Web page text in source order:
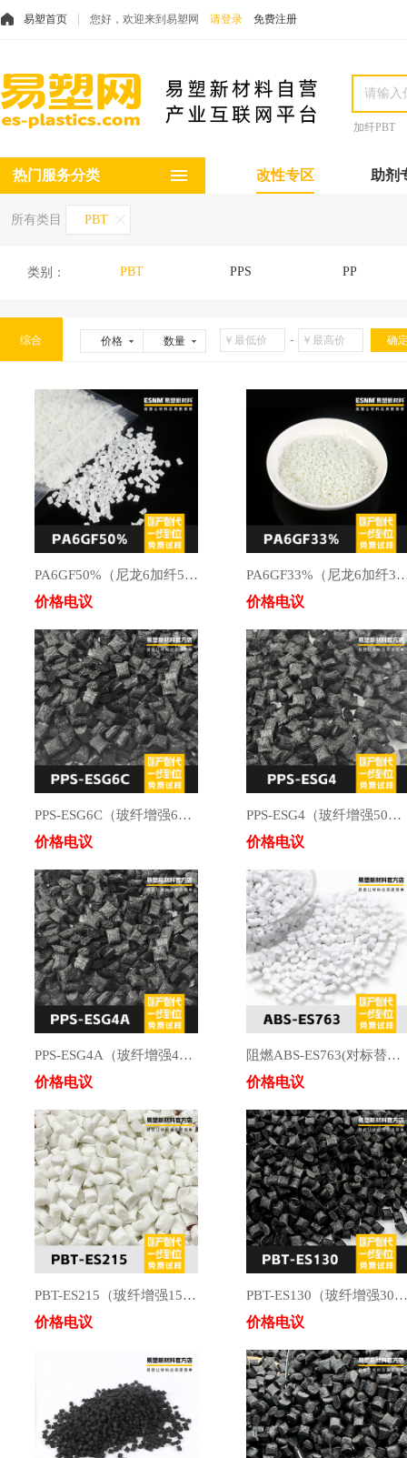
易塑首页 您好，欢迎来到易塑网 请登录 免费注册
加纤PBT
热门服务分类 改性专区 助剂
所有类目 PBT
类别： PBT PPS PP
综合 价格 数量 -
PA6GF50%（尼龙6加纤50%）高冲击/高拉伸/耐摔/耐磨
价格电议
PA6GF33%（尼龙6加纤33%）高
价格电议
PPS-ESG6C（玻纤增强60%）
价格电议
PPS-ESG4（玻纤增强50%）
价格电议
PPS-ESG4A（玻纤增强40%）
价格电议
阻燃ABS-ES763(对标替代:奇美PA-763/奇美PA-763H/LG-AF366H)
价格电议
PBT-ES215（玻纤增强15%/阻燃UL94V0）
价格电议
PBT-ES130（玻纤增强30%）
价格电议